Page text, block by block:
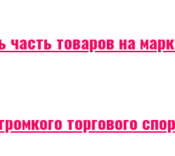
часть товаров на
торгового